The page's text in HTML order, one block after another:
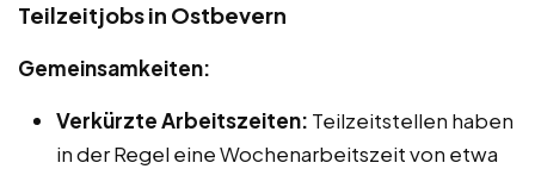
Teilzeitjobs in Ostbevern
Gemeinsamkeiten:
Verkürzte Arbeitszeiten: Teilzeitstellen haben
in der Regel eine Wochenarbeitszeit von etwa